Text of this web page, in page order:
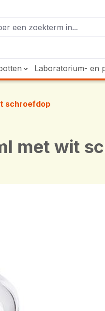
Laboratorium- en
schroefdop
met wit